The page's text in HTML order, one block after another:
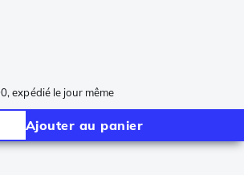
expédié le jour même
Ajouter au panier